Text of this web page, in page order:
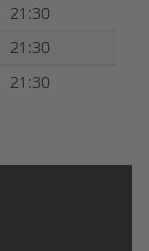
21:30
21:30
21:30